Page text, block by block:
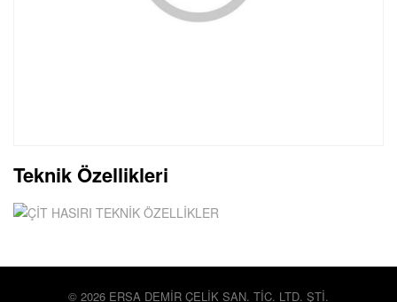
Teknik Özellikleri
© 2026 ERSA DEMİR ÇELİK SAN. TİC. LTD. ŞTİ.